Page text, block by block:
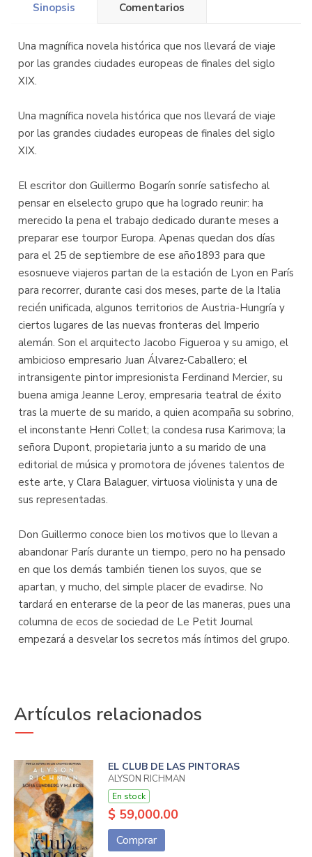
Sinopsis Comentarios
Una magnífica novela histórica que nos llevará de viaje
por las grandes ciudades europeas de finales del siglo
XIX.
Una magnífica novela histórica que nos llevará de viaje
por las grandes ciudades europeas de finales del siglo
XIX.
El escritor don Guillermo Bogarín sonríe satisfecho al
pensar en elselecto grupo que ha logrado reunir: ha
merecido la pena el trabajo dedicado durante meses a
preparar ese tourpor Europa. Apenas quedan dos días
para el 25 de septiembre de ese año1893 para que
esosnueve viajeros partan de la estación de Lyon en París
para recorrer, durante casi dos meses, parte de la Italia
recién unificada, algunos territorios de Austria-Hungría y
ciertos lugares de las nuevas fronteras del Imperio
alemán. Son el arquitecto Jacobo Figueroa y su amigo, el
ambicioso empresario Juan Álvarez-Caballero; el
intransigente pintor impresionista Ferdinand Mercier, su
buena amiga Jeanne Leroy, empresaria teatral de éxito
tras la muerte de su marido, a quien acompaña su sobrino,
el inconstante Henri Collet; la condesa rusa Karimova; la
señora Dupont, propietaria junto a su marido de una
editorial de música y promotora de jóvenes talentos de
este arte, y Clara Balaguer, virtuosa violinista y una de
sus representadas.
Don Guillermo conoce bien los motivos que lo llevan a
abandonar París durante un tiempo, pero no ha pensado
en que los demás también tienen los suyos, que se
apartan, y mucho, del simple placer de evadirse. No
tardará en enterarse de la peor de las maneras, pues una
columna de ecos de sociedad de Le Petit Journal
empezará a desvelar los secretos más íntimos del grupo.
Artículos relacionados
EL CLUB DE LAS PINTORAS
ALYSON RICHMAN
En stock
$ 59,000.00
Comprar